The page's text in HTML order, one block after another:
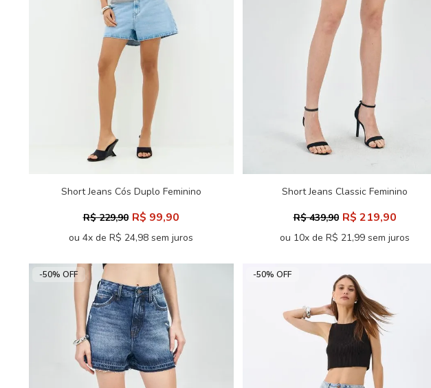
Short Jeans Cós Duplo Feminino
R$ 229,90 R$ 99,90
ou 4x de R$ 24,98 sem juros
Short Jeans Classic Feminino
R$ 439,90 R$ 219,90
ou 10x de R$ 21,99 sem juros
-50% OFF -50% OFF